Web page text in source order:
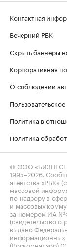
Контактная
Вечерний РБК
Скрыть баннеры
Корпоративная
О соблюдении
Политика в
Политика
© ООО
1995–2026 .
агентства «РБК»
массовой
по надзору в
и массовых
за номером ИА
(свидетельство
выдано
информационных
(Роскомнадзор)